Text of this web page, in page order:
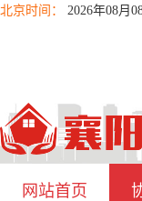
北京时间： 2026年08月
网站首页